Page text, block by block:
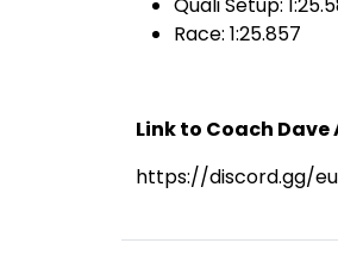
Race: 1:25.857
Link to Coach
https://discord.gg/